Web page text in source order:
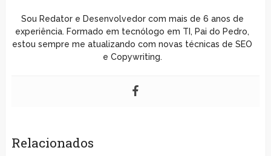
Sou Redator e Desenvolvedor com mais de 6 anos de
experiência. Formado em tecnólogo em TI, Pai do Pedro,
estou sempre me atualizando com novas técnicas de SEO
e Copywriting.
Relacionados